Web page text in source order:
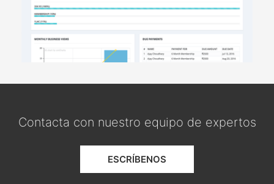
Contacta con nuestro equipo de expertos
ESCRÍBENOS